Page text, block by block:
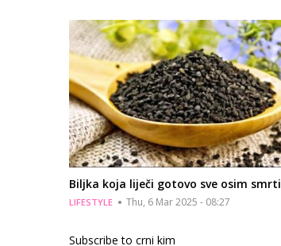
Biljka koja liječi gotovo sve osim smrti
LIFESTYLE Thu, 6 Mar 2025 - 08:27
Subscribe to crni kim